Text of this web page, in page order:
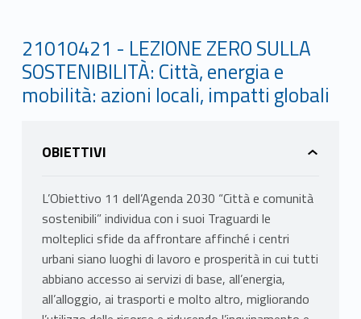
21010421 - LEZIONE ZERO SULLA
SOSTENIBILITÀ: Città, energia e
mobilità: azioni locali, impatti globali
OBIETTIVI
L’Obiettivo 11 dell’Agenda 2030 “Città e comunità
sostenibili” individua con i suoi Traguardi le
molteplici sfide da affrontare affinché i centri
urbani siano luoghi di lavoro e prosperità in cui tutti
abbiano accesso ai servizi di base, all’energia,
all’alloggio, ai trasporti e molto altro, migliorando